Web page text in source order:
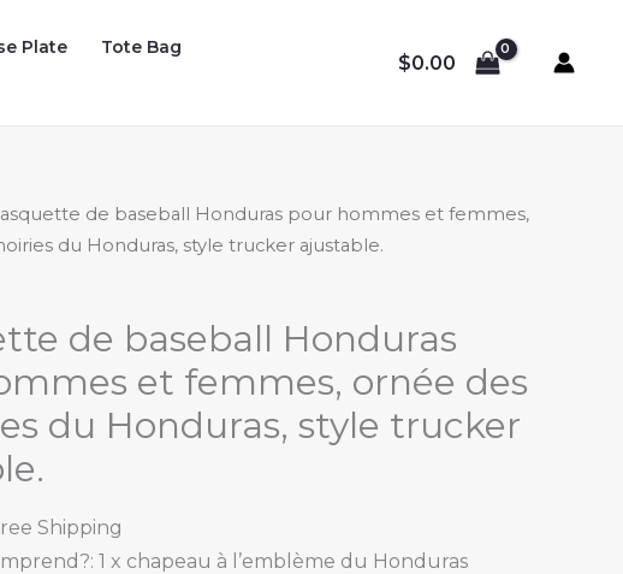
Plate
Tote Bag
$0.00
de baseball Honduras pour hommes et femmes,
du Honduras, style trucker ajustable.
de baseball Honduras
et femmes, ornée des
du Honduras, style trucker
Shipping
1 x chapeau à l’emblème du Honduras